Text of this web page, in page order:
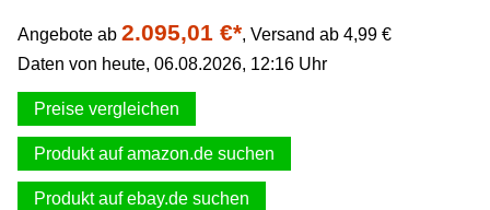
Presse
Datenschutz
Impressum
Angebote ab 2.095,01 €*, Versand ab 4,99 €
Daten von heute, 06.08.2026, 12:16 Uhr
Preise vergleichen
Produkt auf amazon.de suchen
Produkt auf ebay.de suchen